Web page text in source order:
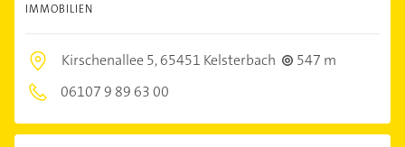
IMMOBILIEN
Kirschenallee 5,65451 Kelsterbach
547 m
06107 9 89 63 00